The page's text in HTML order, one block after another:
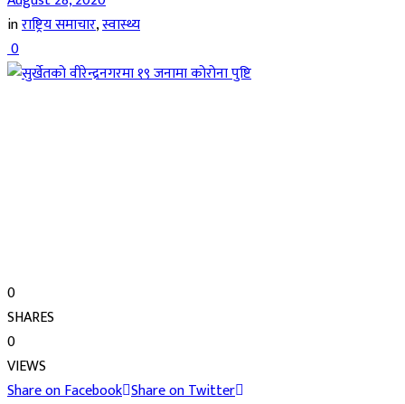
inराष्ट्रिय समाचार,स्वास्थ्य
0
0
SHARES
0
VIEWS
Share on Facebook Share on Twitter